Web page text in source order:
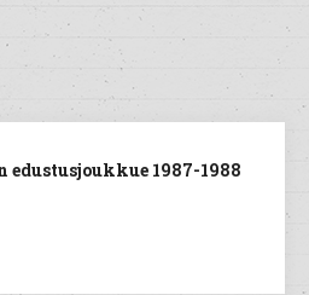
1987-1988